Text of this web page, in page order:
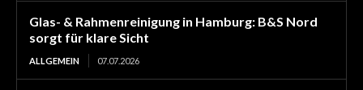
Glas- & Rahmenreinigung in Hamburg: B&S Nord
sorgt für klare Sicht
ALLGEMEIN 07.07.2026